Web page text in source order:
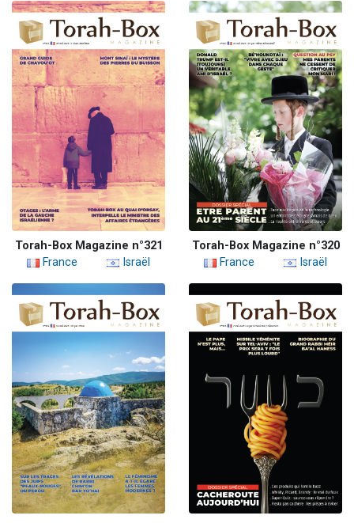
Torah-Box Magazine n°321
France
Israël
Torah-Box Magazine n°320
France
Israël